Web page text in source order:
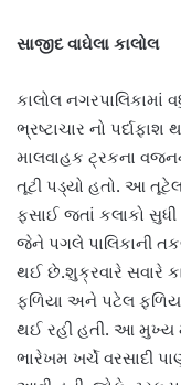
સાજીદ વાઘેલા કાલોલ
કાલોલ નગરપાલિકામાં
ભ્રષ્ટાચાર નો
માલવાહક ટ્રકના
તૂટી પડ્યો હતો. આ
ફસાઈ જતાં કલાકો
જેને પગલે પાલિકાની
થઈ છે.શુક્રવારે સવારે
ફળિયા અને પટેલ
થઈ રહી હતી. આ મુખ્ય
ભારેખમ ખર્ચે વરસાદી